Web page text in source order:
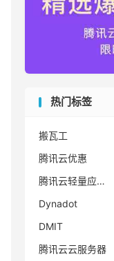
热门标签
搬瓦工
腾讯云优惠
腾讯云轻量应用服务器
Dynadot
DMIT
腾讯云云服务器